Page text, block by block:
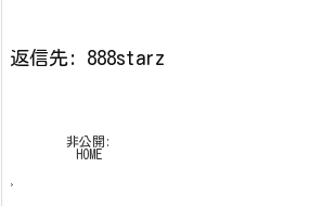
返信先: 888starz
非公開:
HOME
›